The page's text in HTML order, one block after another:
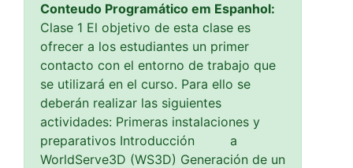
Conteudo Programático em Espanhol:
Clase 1 El objetivo de esta clase es
ofrecer a los estudiantes un primer
contacto con el entorno de trabajo que
se utilizará en el curso. Para ello se
deberán realizar las siguientes
actividades: Primeras instalaciones y
preparativos Introducción a
WorldServe3D (WS3D) Generación de un